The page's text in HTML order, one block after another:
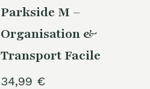
Parkside M –
Organisation &
Transport Facile
34,99 €